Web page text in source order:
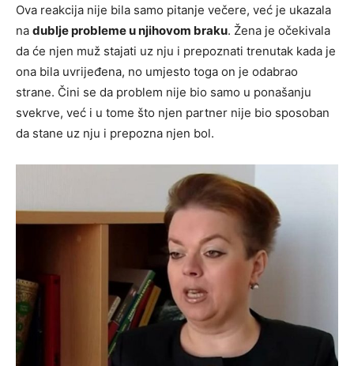
Ova reakcija nije bila samo pitanje večere, već je ukazala
na dublje probleme u njihovom braku. Žena je očekivala
da će njen muž stajati uz nju i prepoznati trenutak kada je
ona bila uvrijeđena, no umjesto toga on je odabrao
strane. Čini se da problem nije bio samo u ponašanju
svekrve, već i u tome što njen partner nije bio sposoban
da stane uz nju i prepozna njen bol.